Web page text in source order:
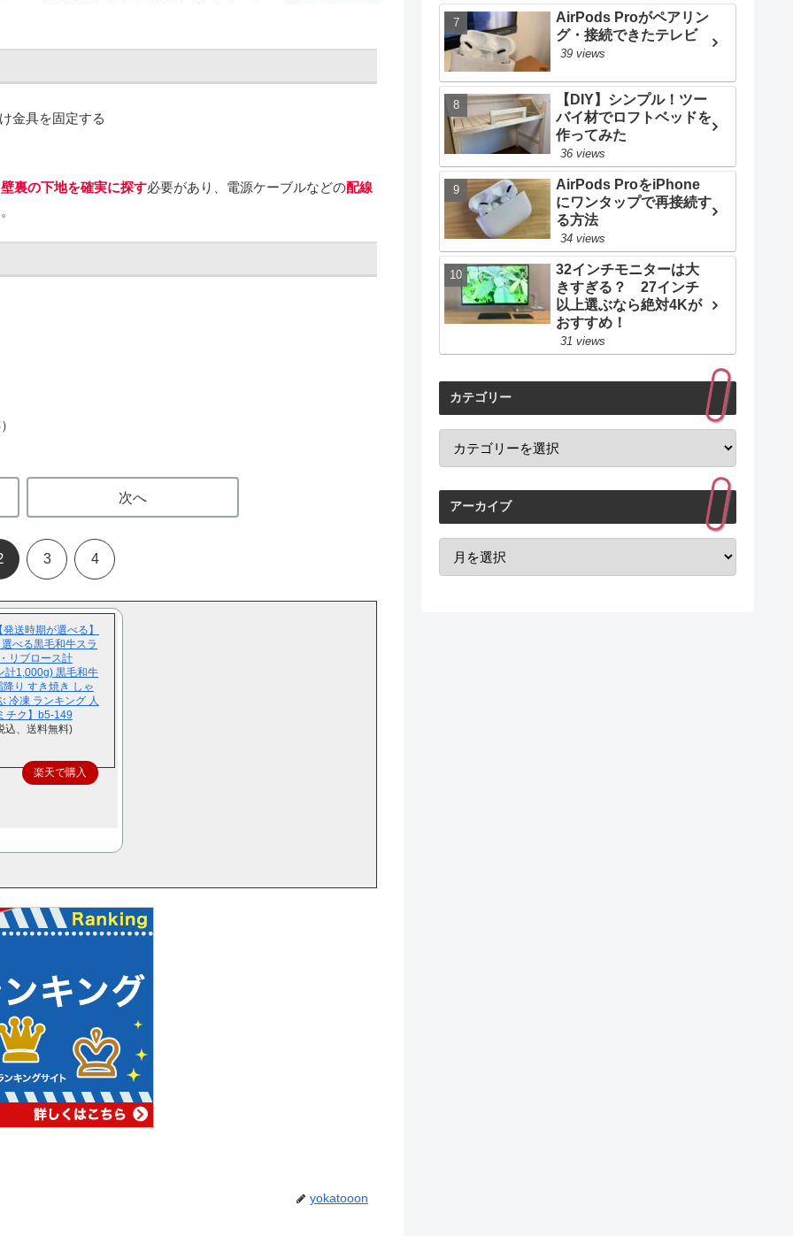
金具を固定する
壁裏の下地を確実に探す必要があり、電源ケーブルなどの配線
次へ
3 4
送時期が選べる】
べる黒毛和牛スラ
リブロース計
計1,000g) 黒毛和牛
り すき焼き しゃ
冷凍 ランキング 人
チク】b5-149
込、送料無料)
楽天で購入
yokatooon
AirPods Proがペアリン
グ・接続できたテレビ
39 views
【DIY】シンプル！ツー
バイ材でロフトベッドを
作ってみた
36 views
AirPods ProをiPhone
にワンタップで再接続す
る方法
34 views
32インチモニターは大
きすぎる？ 27インチ
以上選ぶなら絶対4Kが
おすすめ！
31 views
カテゴリー
アーカイブ